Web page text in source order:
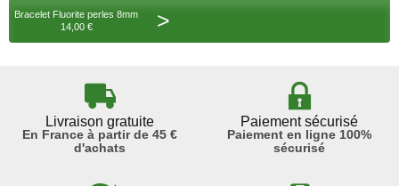
Bracelet Fluorite perles 8mm
14,00 €
>
Livraison gratuite
En France à partir de 45 €
d'achats
Paiement sécurisé
Paiement en ligne 100%
sécurisé